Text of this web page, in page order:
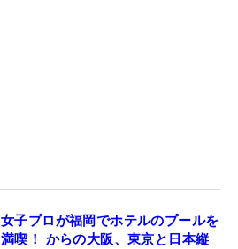
女子プロが福岡でホテルのプールを
満喫！ からの大阪、東京と日本縦